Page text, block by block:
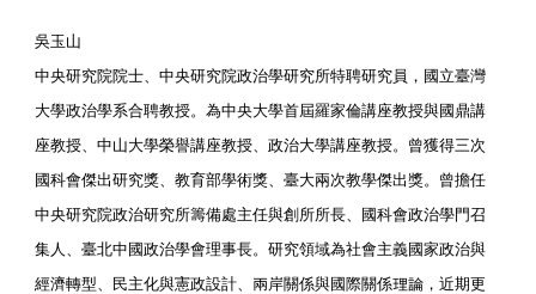
吳玉山
中央研究院院士、中央研究院政治學研究所特聘研究員，國立臺灣
大學政治學系合聘教授。為中央大學首屆羅家倫講座教授與國鼎講
座教授、中山大學榮譽講座教授、政治大學講座教授。曾獲得三次
國科會傑出研究獎、教育部學術獎、臺大兩次教學傑出獎。曾擔任
中央研究院政治研究所籌備處主任與創所所長、國科會政治學門召
集人、臺北中國政治學會理事長。研究領域為社會主義國家政治與
經濟轉型、民主化與憲政設計、兩岸關係與國際關係理論，近期更